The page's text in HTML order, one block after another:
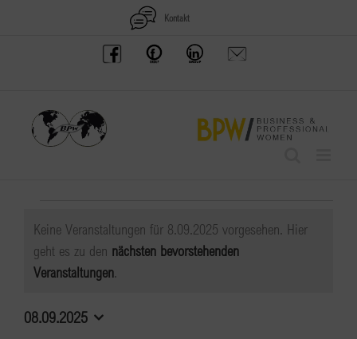
Kontakt
BPW
Austria
Offenes
Frauennetzwerk
BPW
Gruppe
Anfrage
schicken
Veranstaltungen
für
Hinweis
Keine Veranstaltungen für 8.09.2025 vorgesehen. Hier
geht es zu den nächsten bevorstehenden
Veranstaltungen.
08.09.2025